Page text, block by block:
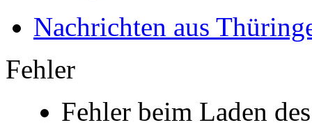
Nachrichten aus
Fehler
Fehler beim Laden